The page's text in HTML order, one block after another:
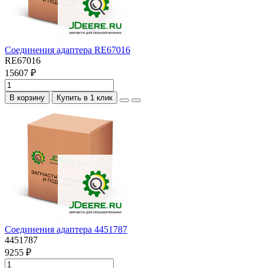
Соединения адаптера RE67016
RE67016
15607 ₽
В корзину Купить в 1 клик
Соединения адаптера 4451787
4451787
9255 ₽